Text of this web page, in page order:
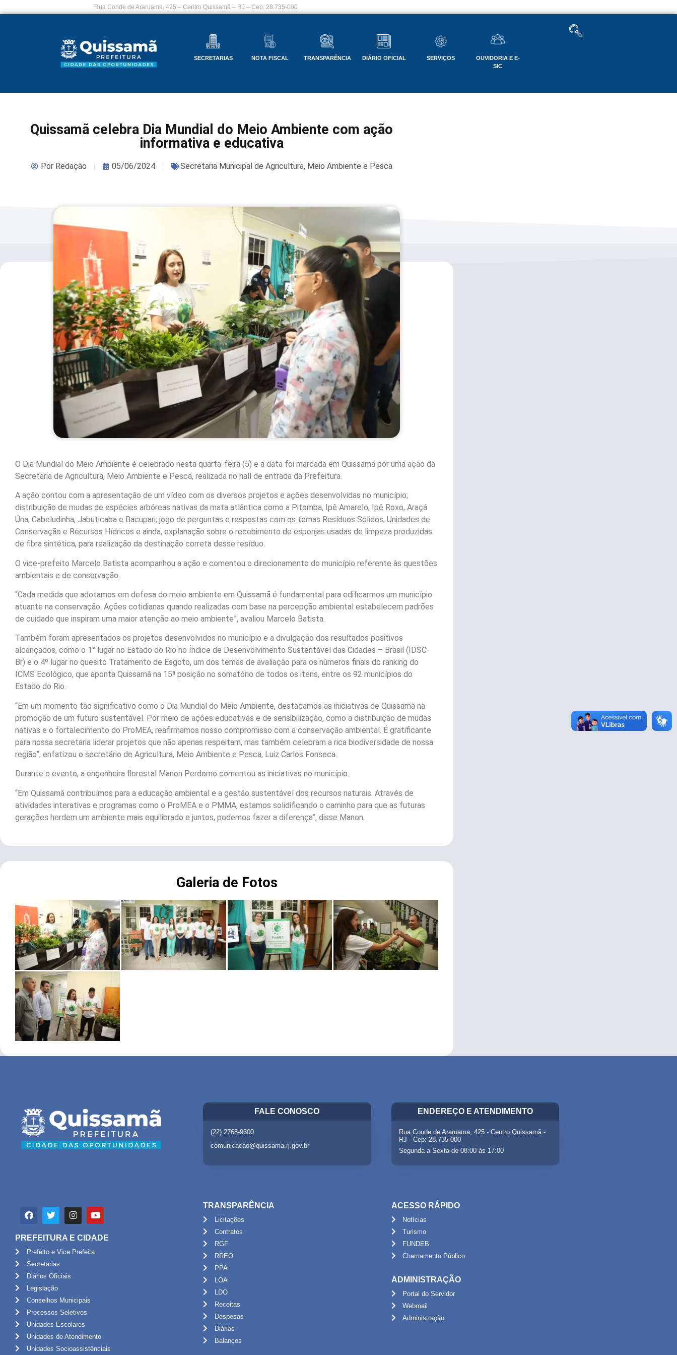
Rua Conde de Araruama, 425 – Centro Quissamã – RJ – Cep: 28.735-000
SECRETARIAS NOTA FISCAL TRANSPARÊNCIA DIÁRIO OFICIAL SERVIÇOS
OUVIDORIA E E-
SIC
Quissamã celebra Dia Mundial do Meio Ambiente com ação
informativa e educativa
PorRedação 05/06/2024 Secretaria Municipal de Agricultura, Meio Ambiente e Pesca
O Dia Mundial do Meio Ambiente é celebrado nesta quarta-feira (5) e a data foi marcada em Quissamã por uma ação da
Secretaria de Agricultura, Meio Ambiente e Pesca, realizada no hall de entrada da Prefeitura.
A ação contou com a apresentação de um vídeo com os diversos projetos e ações desenvolvidas no município;
distribuição de mudas de espécies arbóreas nativas da mata atlântica como a Pitomba, Ipê Amarelo, Ipê Roxo, Araçá
Úna, Cabeludinha, Jabuticaba e Bacupari; jogo de perguntas e respostas com os temas Resíduos Sólidos, Unidades de
Conservação e Recursos Hídricos e ainda, explanação sobre o recebimento de esponjas usadas de limpeza produzidas
de fibra sintética, para realização da destinação correta desse resíduo.
O vice-prefeito Marcelo Batista acompanhou a ação e comentou o direcionamento do município referente às questões
ambientais e de conservação.
“Cada medida que adotamos em defesa do meio ambiente em Quissamã é fundamental para edificarmos um município
atuante na conservação. Ações cotidianas quando realizadas com base na percepção ambiental estabelecem padrões
de cuidado que inspiram uma maior atenção ao meio ambiente”, avaliou Marcelo Batista.
Também foram apresentados os projetos desenvolvidos no município e a divulgação dos resultados positivos
alcançados, como o 1° lugar no Estado do Rio no Índice de Desenvolvimento Sustentável das Cidades – Brasil (IDSC-
Br) e o 4º lugar no quesito Tratamento de Esgoto, um dos temas de avaliação para os números finais do ranking do
ICMS Ecológico, que aponta Quissamã na 15ª posição no somatório de todos os itens, entre os 92 municípios do
Estado do Rio.
“Em um momento tão significativo como o Dia Mundial do Meio Ambiente, destacamos as iniciativas de Quissamã na
promoção de um futuro sustentável. Por meio de ações educativas e de sensibilização, como a distribuição de mudas
nativas e o fortalecimento do ProMEA, reafirmamos nosso compromisso com a conservação ambiental. É gratificante
para nossa secretaria liderar projetos que não apenas respeitam, mas também celebram a rica biodiversidade de nossa
região”, enfatizou o secretário de Agricultura, Meio Ambiente e Pesca, Luiz Carlos Fonseca.
Durante o evento, a engenheira florestal Manon Perdomo comentou as iniciativas no município.
“Em Quissamã contribuímos para a educação ambiental e a gestão sustentável dos recursos naturais. Através de
atividades interativas e programas como o ProMEA e o PMMA, estamos solidificando o caminho para que as futuras
gerações herdem um ambiente mais equilibrado e juntos, podemos fazer a diferença”, disse Manon.
Galeria de Fotos
FALE CONOSCO
(22) 2768-9300
comunicacao@quissama.rj.gov.br
ENDEREÇO E ATENDIMENTO
Rua Conde de Araruama, 425 - Centro Quissamã -
RJ - Cep: 28.735-000
Segunda a Sexta de 08:00 às 17:00
PREFEITURA E CIDADE
Prefeito e Vice Prefeita
Secretarias
Diários Oficiais
Legislação
Conselhos Municipais
Processos Seletivos
Unidades Escolares
Unidades de Atendimento
Unidades Socioassistênciais
TRANSPARÊNCIA
Licitações
Contratos
RGF
RREO
PPA
LOA
LDO
Receitas
Despesas
Diárias
Balanços
ACESSO RÁPIDO
Notícias
Turismo
FUNDEB
Chamamento Público
ADMINISTRAÇÃO
Portal do Servidor
Webmail
Administração